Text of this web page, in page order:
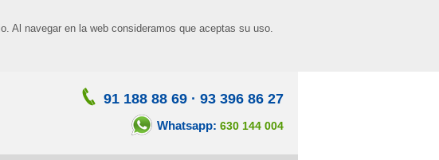
Al navegar en la web consideramos que aceptas su uso.
91 188 88 69 · 93 396 86 27
Whatsapp: 630 144 004